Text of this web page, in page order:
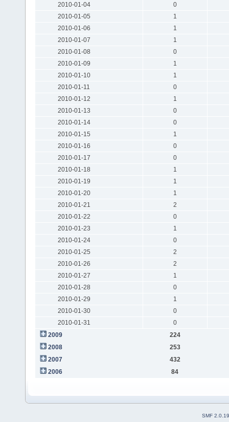
2010-01-04
0
2010-01-05
1
2010-01-06
1
2010-01-07
1
2010-01-08
0
2010-01-09
1
2010-01-10
1
2010-01-11
0
2010-01-12
1
2010-01-13
0
2010-01-14
0
2010-01-15
1
2010-01-16
0
2010-01-17
0
2010-01-18
1
2010-01-19
1
2010-01-20
1
2010-01-21
2
2010-01-22
0
2010-01-23
1
2010-01-24
0
2010-01-25
2
2010-01-26
2
2010-01-27
1
2010-01-28
0
2010-01-29
1
2010-01-30
0
2010-01-31
0
2009
224
2008
253
2007
432
2006
84
SMF 2.0.19